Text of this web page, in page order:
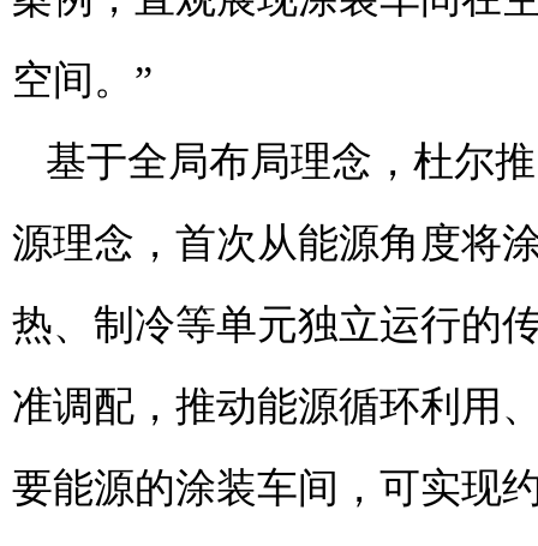
空间。”
基于全局布局理念，杜尔
源理念，首次从能源角度将
热、制冷等单元独立运行的
准调配，推动能源循环利用
要能源的涂装车间，可实现